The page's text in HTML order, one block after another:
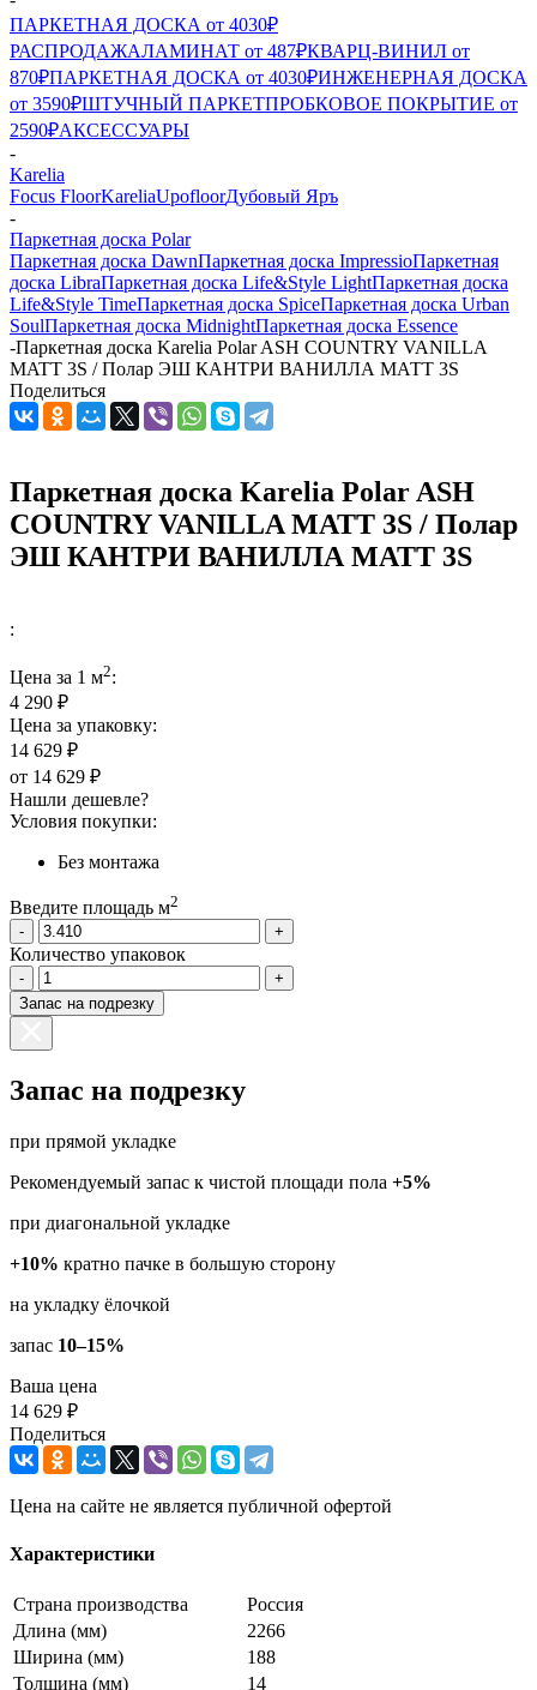
ПАРКЕТНАЯ ДОСКА от 4030₽
РАСПРОДАЖАЛАМИНАТ от 487₽КВАРЦ-ВИНИЛ от
870₽ПАРКЕТНАЯ ДОСКА от 4030₽ИНЖЕНЕРНАЯ ДОСКА
от 3590₽ШТУЧНЫЙ ПАРКЕТПРОБКОВОЕ ПОКРЫТИЕ от
2590₽АКСЕССУАРЫ
-
Karelia
Focus FloorKareliaUpofloorДубовый Яръ
-
Паркетная доска Polar
Паркетная доска DawnПаркетная доска ImpressioПаркетная
доска LibraПаркетная доска Life&Style LightПаркетная доска
Life&Style TimeПаркетная доска SpiceПаркетная доска Urban
SoulПаркетная доска MidnightПаркетная доска Essence
-Паркетная доска Karelia Polar ASH COUNTRY VANILLA
MATT 3S / Полар ЭШ КАНТРИ ВАНИЛЛА МАТТ 3S
Поделиться
Паркетная доска Karelia Polar ASH
COUNTRY VANILLA MATT 3S / Полар
ЭШ КАНТРИ ВАНИЛЛА МАТТ 3S
:
Цена за 1 м2:
4 290 ₽
Цена за упаковку:
14 629 ₽
от 14 629 ₽
Нашли дешевле?
Условия покупки:
Без монтажа
Введите площадь м2
-
+
Количество упаковок
-
+
Запас на подрезку
Запас на подрезку
при прямой укладке
Рекомендуемый запас к чистой площади пола +5%
при диагональной укладке
+10% кратно пачке в большую сторону
на укладку ёлочкой
запас 10–15%
Ваша цена
14 629 ₽
Поделиться
Цена на сайте не является публичной офертой
Характеристики
Страна производства
Россия
Длина (мм)
2266
Ширина (мм)
188
Толщина (мм)
14